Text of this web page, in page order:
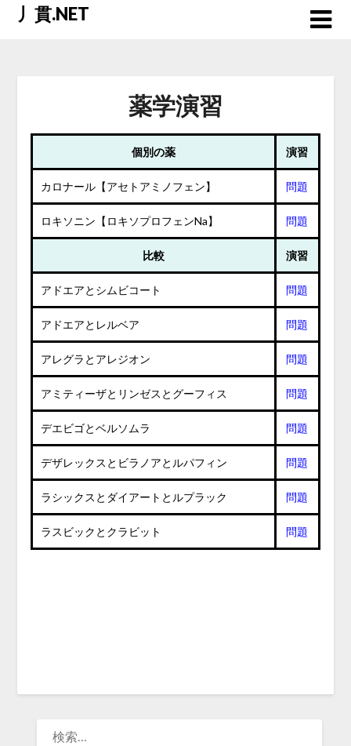
Skip丿貫.NET
薬学演習
個別の薬 演習
カロナール【アセトアミノフェン】 問題
ロキソニン【ロキソプロフェンNa】 問題
比較 演習
アドエアとシムビコート 問題
アドエアとレルベア 問題
アレグラとアレジオン 問題
アミティーザとリンゼスとグーフィス 問題
デエビゴとベルソムラ 問題
デザレックスとビラノアとルパフィン 問題
ラシックスとダイアートとルプラック 問題
ラスビックとクラビット 問題